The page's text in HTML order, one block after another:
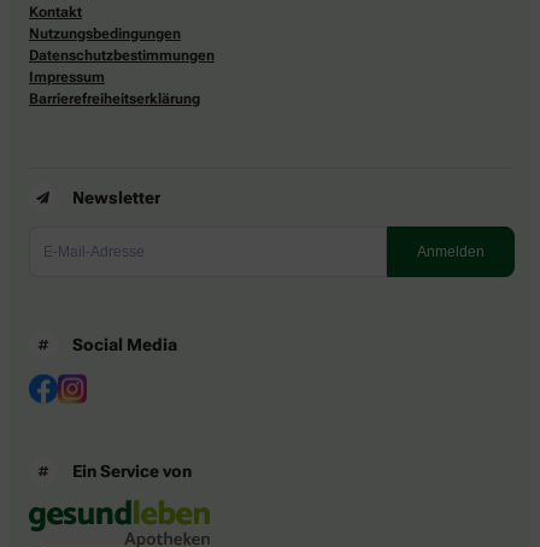
Kontakt
Nutzungsbedingungen
Datenschutzbestimmungen
Impressum
Barrierefreiheitserklärung
Newsletter
Social Media
Ein Service von